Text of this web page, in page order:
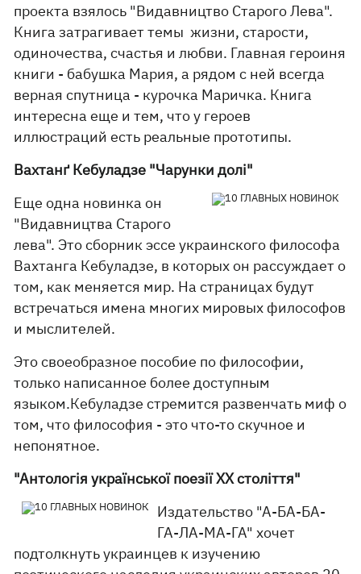
проекта взялось "Видавництво Старого Лева".
Книга затрагивает темы жизни, старости,
одиночества, счастья и любви. Главная героиня
книги - бабушка Мария, а рядом с ней всегда
верная спутница - курочка Маричка. Книга
интересна еще и тем, что у героев
иллюстраций есть реальные прототипы.
Вахтанґ Кебуладзе "Чарунки долі"
Еще одна новинка он
"Видавництва Старого
лева". Это сборник эссе украинского философа
Вахтанга Кебуладзе, в которых он рассуждает о
том, как меняется мир. На страницах будут
встречаться имена многих мировых философов
и мыслителей.
Это своеобразное пособие по философии,
только написанное более доступным
языком.Кебуладзе стремится развенчать миф о
том, что философия - это что-то скучное и
непонятное.
"Антологія української поезії ХХ століття"
Издательство "А-БА-БА-
ГА-ЛА-МА-ГА" хочет
подтолкнуть украинцев к изучению